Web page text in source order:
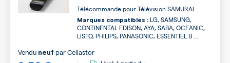
Télécommande pour Télévision SAMURAI
Marques compatibles : LG, SAMSUNG,
CONTINENTAL EDISON, AYA, SABA, OCEANIC,
LISTO, PHILIPS, PANASONIC, ESSENTIEL B ...
Vendu neuf parCellastor